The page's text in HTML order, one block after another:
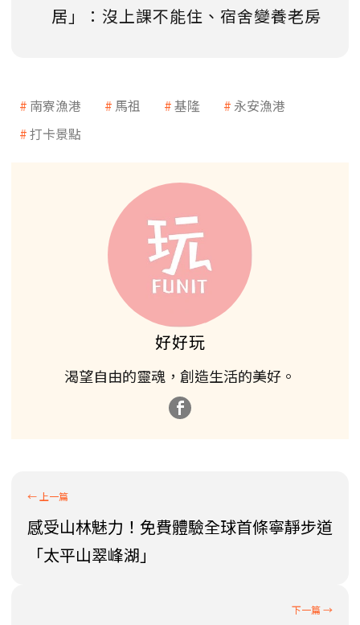
居」：沒上課不能住、宿舍變養老房
南寮漁港 馬祖 基隆
永安漁港
打卡景點
好好玩
渴望自由的靈魂，創造生活的美好。
感受山林魅力！免費體驗全球首條寧靜步道
「太平山翠峰湖」